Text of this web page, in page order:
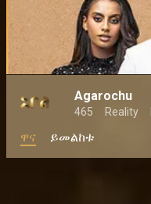
Agarochu
465 Reality
ዋና ይመልከቱ